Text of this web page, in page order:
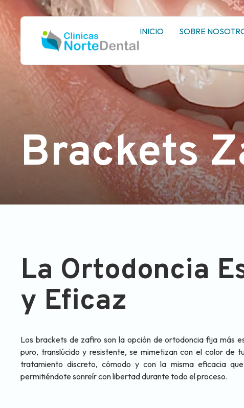
INICIO SOBRE
Brackets
La Ortodoncia
y Eficaz
Los brackets de zafiro son la opción de ortodoncia fija más
puro, translúcido y resistente, se mimetizan con el color de
tratamiento discreto, cómodo y con la misma eficacia
permitiéndote sonreír con libertad durante todo el proceso.